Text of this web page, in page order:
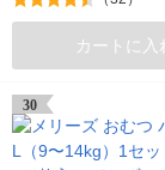
カートに入
30